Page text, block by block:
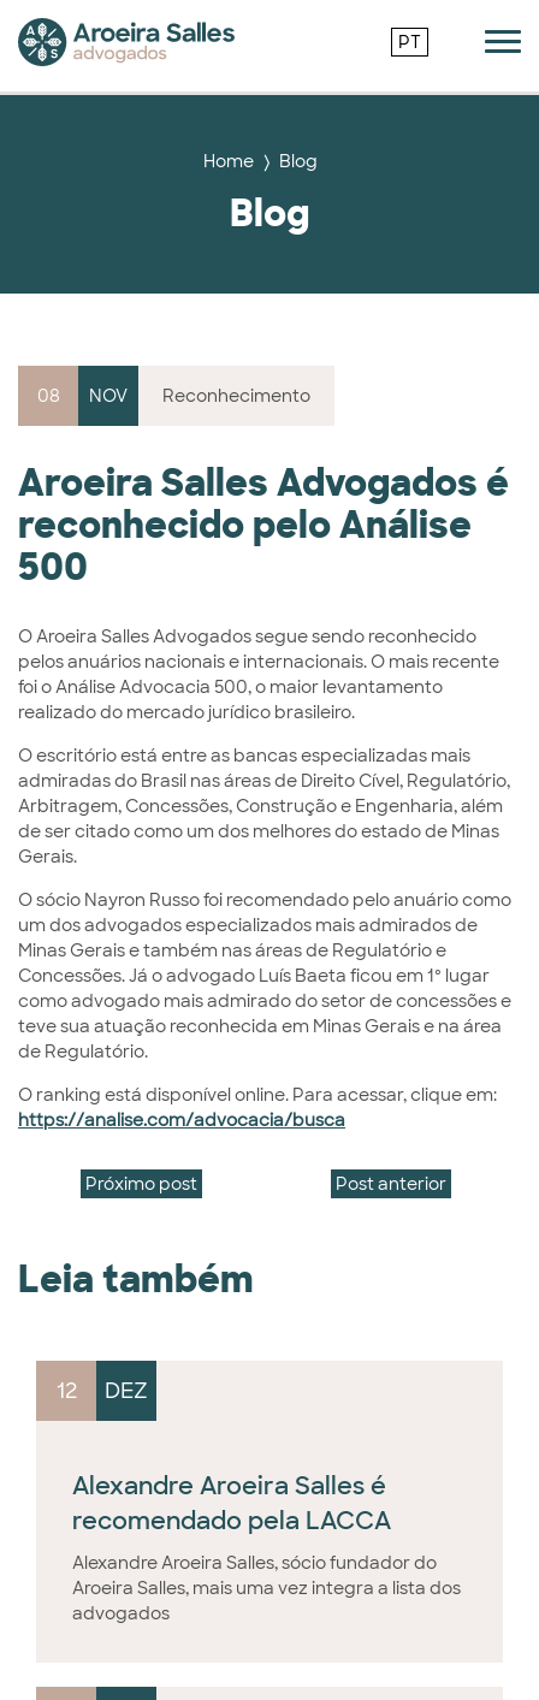
PT
Home Blog
Blog
08 NOV Reconhecimento
Aroeira Salles Advogados é
reconhecido pelo Análise
500
O Aroeira Salles Advogados segue sendo reconhecido
pelos anuários nacionais e internacionais. O mais recente
foi o Análise Advocacia 500, o maior levantamento
realizado do mercado jurídico brasileiro.
O escritório está entre as bancas especializadas mais
admiradas do Brasil nas áreas de Direito Cível, Regulatório,
Arbitragem, Concessões, Construção e Engenharia, além
de ser citado como um dos melhores do estado de Minas
Gerais.
O sócio Nayron Russo foi recomendado pelo anuário como
um dos advogados especializados mais admirados de
Minas Gerais e também nas áreas de Regulatório e
Concessões. Já o advogado Luís Baeta ficou em 1º lugar
como advogado mais admirado do setor de concessões e
teve sua atuação reconhecida em Minas Gerais e na área
de Regulatório.
O ranking está disponível online. Para acessar, clique em:
https://analise.com/advocacia/busca
Próximo post Post anterior
Leia também
12 DEZ
Alexandre Aroeira Salles é
recomendado pela LACCA
Alexandre Aroeira Salles, sócio fundador do
Aroeira Salles, mais uma vez integra a lista dos
advogados